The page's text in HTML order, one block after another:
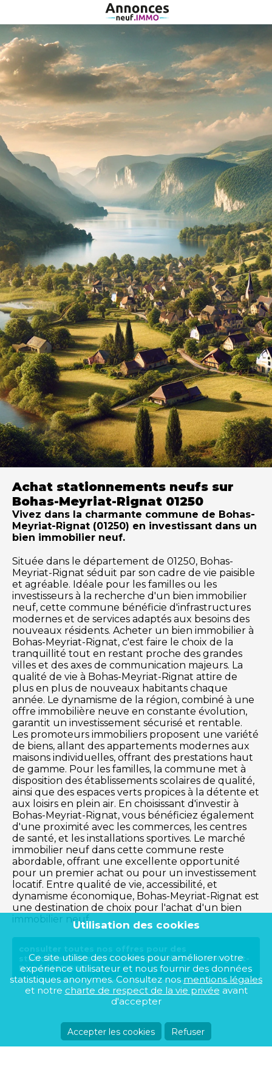
Achat stationnements neufs sur
Bohas-Meyriat-Rignat 01250
Vivez dans la charmante commune de Bohas-
Meyriat-Rignat (01250) en investissant dans un
bien immobilier neuf.
Située dans le département de 01250, Bohas-
Meyriat-Rignat séduit par son cadre de vie paisible
et agréable. Idéale pour les familles ou les
investisseurs à la recherche d'un bien immobilier
neuf, cette commune bénéficie d'infrastructures
modernes et de services adaptés aux besoins des
nouveaux résidents. Acheter un bien immobilier à
Bohas-Meyriat-Rignat, c'est faire le choix de la
tranquillité tout en restant proche des grandes
villes et des axes de communication majeurs. La
qualité de vie à Bohas-Meyriat-Rignat attire de
plus en plus de nouveaux habitants chaque
année. Le dynamisme de la région, combiné à une
offre immobilière neuve en constante évolution,
garantit un investissement sécurisé et rentable.
Les promoteurs immobiliers proposent une variété
de biens, allant des appartements modernes aux
maisons individuelles, offrant des prestations haut
de gamme. Pour les familles, la commune met à
disposition des établissements scolaires de qualité,
ainsi que des espaces verts propices à la détente et
aux loisirs en plein air. En choisissant d'investir à
Bohas-Meyriat-Rignat, vous bénéficiez également
d'une proximité avec les commerces, les centres
de santé, et les installations sportives. Le marché
immobilier neuf dans cette commune reste
abordable, offrant une excellente opportunité
pour un premier achat ou pour un investissement
locatif. Entre qualité de vie, accessibilité, et
dynamisme économique, Bohas-Meyriat-Rignat est
une destination de choix pour l'achat d'un bien
immobilier neuf.
consulter toutes nos offres pour des
stationnements sur la commune de Bohas-Meyriat-
Rignat (01250)
Utilisation des cookies
Ce site utilise des cookies pour améliorer votre
expérience utilisateur et nous fournir des données
statistiques anonymes. Consultez nosmentions légales
et notre charte de respect de la vie privée avant
d'accepter
Accepter les cookies Refuser